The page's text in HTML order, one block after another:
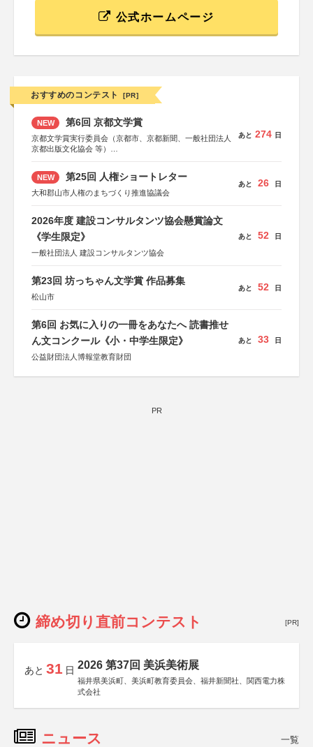
公式ホームページ
おすすめのコンテスト [PR]
NEW 第6回 京都文学賞
京都文学賞実行委員会（京都市、京都新聞、一般社団法人
京都出版文化協会 等）
KADOKAWA、河出書房新社、幻冬舎、講談社、光文社、
集英社、小学館、祥伝社、新潮社、淡交社、ちいさいミシ
マ社、徳間書店、早川書房、PHP研究所、双葉社、文藝春
あと 274 日
NEW 第25回 人権ショートレター
大和郡山市人権のまちづくり推進協議会
あと 26 日
2026年度 建設コンサルタンツ協会懸賞論文
《学生限定》
一般社団法人 建設コンサルタンツ協会
あと 52 日
第23回 坊っちゃん文学賞 作品募集
松山市
あと 52 日
第6回 お気に入りの一冊をあなたへ 読書推せ
ん文コンクール《小・中学生限定》
公益財団法人博報堂教育財団
あと 33 日
PR
締め切り直前コンテスト [PR]
あと 31 日 2026 第37回 美浜美術展
福井県美浜町、美浜町教育委員会、福井新聞社、関西電力株
式会社
ニュース 一覧